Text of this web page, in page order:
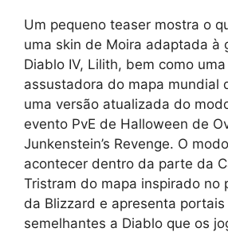
Um pequeno teaser mostra o
uma skin de Moira adaptada à
Diablo IV, Lilith, bem como
assustadora do mapa mundial
uma versão atualizada do
evento PvE de Halloween de
Junkenstein’s Revenge. O
acontecer dentro da parte da
Tristram do mapa inspirado no
da Blizzard e apresenta
semelhantes a Diablo que os